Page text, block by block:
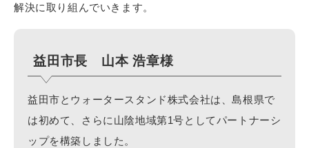
解決に取り組んでいきます。
益田市長 山本 浩章様
益田市とウォータースタンド株式会社は、島根県で
は初めて、さらに山陰地域第1号としてパートナーシ
ップを構築しました。